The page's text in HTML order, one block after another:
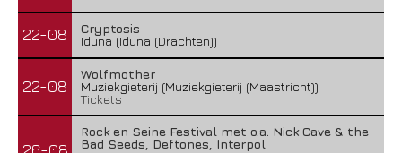
22-08
Cryptosis
Iduna (Iduna (Drachten))
22-08
Wolfmother
Muziekgieterij (Muziekgieterij (Maastricht))
Tickets
Rock en Seine Festival met o.a. Nick Cave & the
Bad Seeds, Deftones, Interpol